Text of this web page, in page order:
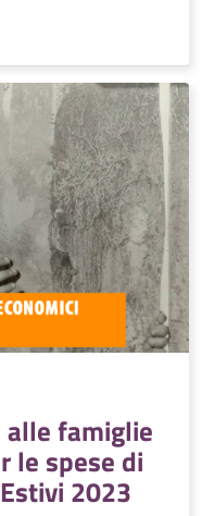
famiglie
le spese di
2023